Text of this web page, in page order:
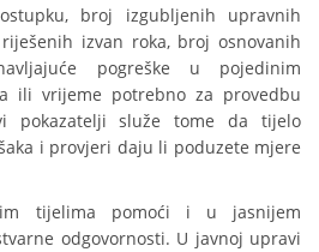
broj izgubljenih upravnih
izvan roka, broj osnovanih
pogreške u pojedinim
ili vrijeme potrebno za provedbu
pokazatelji služe tome da tijelo
i provjeri daju li poduzete mjere
tijelima pomoći i u jasnijem
odgovornosti. U javnoj upravi